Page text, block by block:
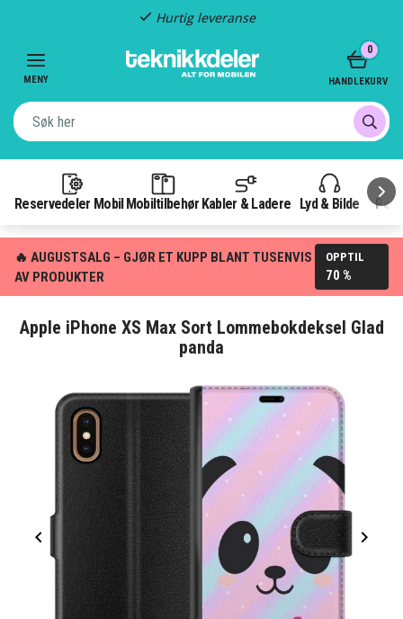
Fast frakt: 49 kr
MENY
Reservedeler Mobil Mobiltilbehør Kabler & Ladere Lyd & Bilde
0
HANDLEKURV
🔥 AUGUSTSALG – GJØR ET KUPP BLANT TUSENVIS
AV PRODUKTER
OPPTIL
70 %
Apple iPhone XS Max Sort Lommebokdeksel Glad
panda